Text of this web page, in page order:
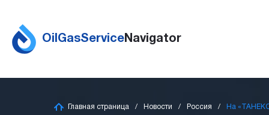
OilGasServiceNavigator
Главная страница Новости Россия На